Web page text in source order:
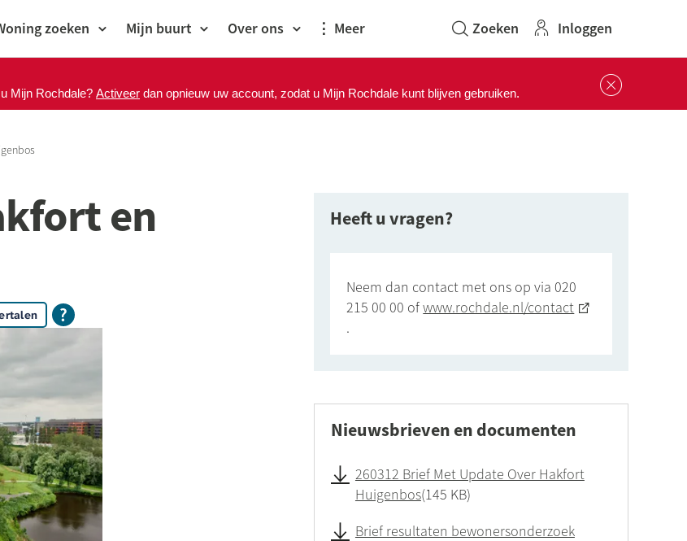
zoeken Mijn buurt Over ons Meer Inloggen
Mijn Rochdale? Activeer dan opnieuw uw account, zodat u Mijn Rochdale kunt blijven gebruiken.
en Heeft u vragen?
Neem dan contact met ons op via 020
215 00 00 ofwww.rochdale.nl/contact
.
Nieuwsbrieven en documenten
260312 Brief Met Update Over Hakfort
Huigenbos 145 KB
Brief resultaten bewonersonderzoek